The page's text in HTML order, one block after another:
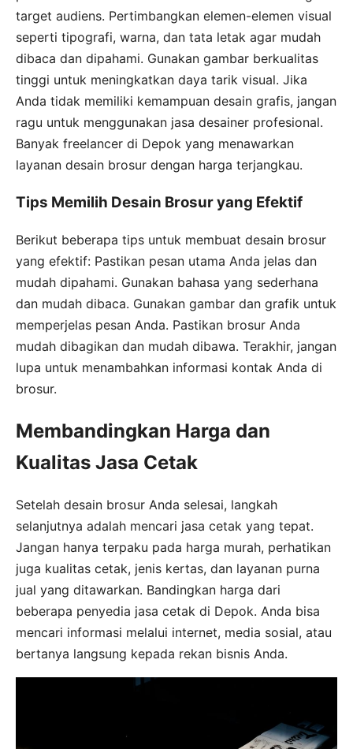
target audiens. Pertimbangkan elemen-elemen visual
seperti tipografi, warna, dan tata letak agar mudah
dibaca dan dipahami. Gunakan gambar berkualitas
tinggi untuk meningkatkan daya tarik visual. Jika
Anda tidak memiliki kemampuan desain grafis, jangan
ragu untuk menggunakan jasa desainer profesional.
Banyak freelancer di Depok yang menawarkan
layanan desain brosur dengan harga terjangkau.
Tips Memilih Desain Brosur yang Efektif
Berikut beberapa tips untuk membuat desain brosur
yang efektif: Pastikan pesan utama Anda jelas dan
mudah dipahami. Gunakan bahasa yang sederhana
dan mudah dibaca. Gunakan gambar dan grafik untuk
memperjelas pesan Anda. Pastikan brosur Anda
mudah dibagikan dan mudah dibawa. Terakhir, jangan
lupa untuk menambahkan informasi kontak Anda di
brosur.
Membandingkan Harga dan
Kualitas Jasa Cetak
Setelah desain brosur Anda selesai, langkah
selanjutnya adalah mencari jasa cetak yang tepat.
Jangan hanya terpaku pada harga murah, perhatikan
juga kualitas cetak, jenis kertas, dan layanan purna
jual yang ditawarkan. Bandingkan harga dari
beberapa penyedia jasa cetak di Depok. Anda bisa
mencari informasi melalui internet, media sosial, atau
bertanya langsung kepada rekan bisnis Anda.